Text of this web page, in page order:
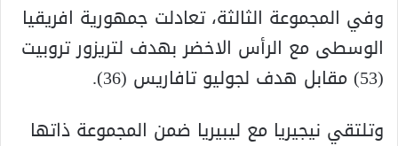
وفي المجموعة الثالثة، تعادلت جمهورية افريقيا
الوسطى مع الرأس الاخضر بهدف لتريزور تروبيت
(53) مقابل هدف لجوليو تافاريس (36).
وتلتقي نيجيريا مع ليبيريا ضمن المجموعة ذاتها